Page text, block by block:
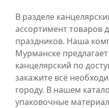
В разделе
ассортимент товаров
праздников. Наша
Мурманске
канцелярский по
закажите всё
городу. В нашем
упаковочные